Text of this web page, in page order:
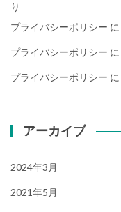
り
プライバシーポリシー に
プライバシーポリシー に
プライバシーポリシー に
アーカイブ
2024年3月
2021年5月